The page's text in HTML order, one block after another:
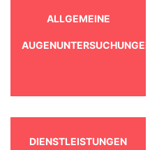
ALLGEMEINE
AUGENUNTERSUCHUNGEN
DIENSTLEISTUNGEN